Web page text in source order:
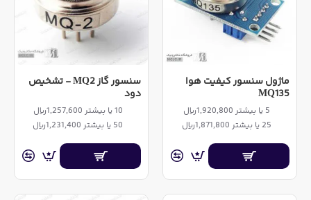
ماژول سنسور کیفیت هوا
MQ135
5 یا بیشتر 1,920,800ریال
25 یا بیشتر 1,871,800ریال
سنسور گاز MQ2 - تشخیص
دود
10 یا بیشتر 1,257,600ریال
50 یا بیشتر 1,231,400ریال